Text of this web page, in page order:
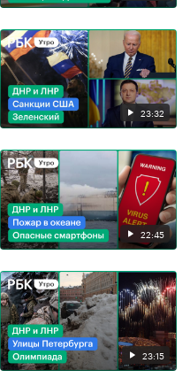
23:32
22:45
23:15